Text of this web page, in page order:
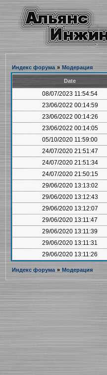
Индекс форума » Модерация
Date
08/07/2023 11:54:54
23/06/2022 00:14:59
23/06/2022 00:14:26
23/06/2022 00:14:05
05/10/2020 11:59:00
24/07/2020 21:51:47
24/07/2020 21:51:34
24/07/2020 21:50:15
29/06/2020 13:13:02
29/06/2020 13:12:43
29/06/2020 13:12:07
29/06/2020 13:11:47
29/06/2020 13:11:39
29/06/2020 13:11:31
29/06/2020 13:11:26
Индекс форума » Модерация